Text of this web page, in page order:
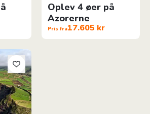
Oplev 4 øer på
Azorerne
Pris fra17.605 kr